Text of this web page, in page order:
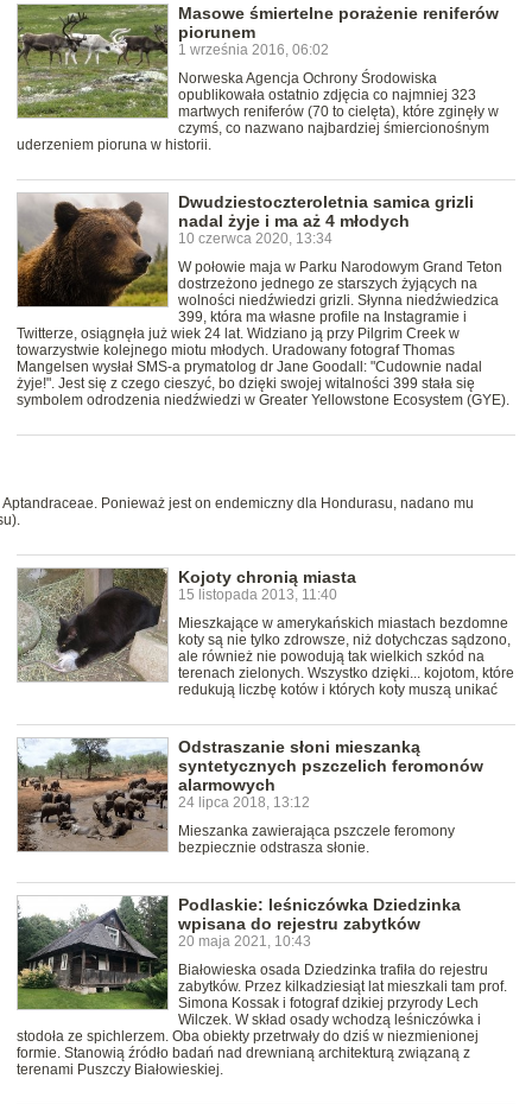
Masowe śmiertelne porażenie reniferów
piorunem
1 września 2016, 06:02
Norweska Agencja Ochrony Środowiska
opublikowała ostatnio zdjęcia co najmniej 323
martwych reniferów (70 to cielęta), które zginęły w
czymś, co nazwano najbardziej śmiercionośnym
uderzeniem pioruna w historii.
Dwudziestoczteroletnia samica grizli
nadal żyje i ma aż 4 młodych
10 czerwca 2020, 13:34
W połowie maja w Parku Narodowym Grand Teton
dostrzeżono jednego ze starszych żyjących na
wolności niedźwiedzi grizli. Słynna niedźwiedzica
399, która ma własne profile na Instagramie i
Twitterze, osiągnęła już wiek 24 lat. Widziano ją przy Pilgrim Creek w
towarzystwie kolejnego miotu młodych. Uradowany fotograf Thomas
Mangelsen wysłał SMS-a prymatolog dr Jane Goodall: "Cudownie nadal
żyje!". Jest się z czego cieszyć, bo dzięki swojej witalności 399 stała się
symbolem odrodzenia niedźwiedzi w Greater Yellowstone Ecosystem (GYE).
Ponieważ jest on endemiczny dla Hondurasu, nadano mu
Kojoty chronią miasta
15 listopada 2013, 11:40
Mieszkające w amerykańskich miastach bezdomne
koty są nie tylko zdrowsze, niż dotychczas sądzono,
ale również nie powodują tak wielkich szkód na
terenach zielonych. Wszystko dzięki... kojotom, które
redukują liczbę kotów i których koty muszą unikać
Odstraszanie słoni mieszanką
syntetycznych pszczelich feromonów
alarmowych
24 lipca 2018, 13:12
Mieszanka zawierająca pszczele feromony
bezpiecznie odstrasza słonie.
Podlaskie: leśniczówka Dziedzinka
wpisana do rejestru zabytków
20 maja 2021, 10:43
Białowieska osada Dziedzinka trafiła do rejestru
zabytków. Przez kilkadziesiąt lat mieszkali tam prof.
Simona Kossak i fotograf dzikiej przyrody Lech
Wilczek. W skład osady wchodzą leśniczówka i
stodoła ze spichlerzem. Oba obiekty przetrwały do dziś w niezmienionej
formie. Stanowią źródło badań nad drewnianą architekturą związaną z
terenami Puszczy Białowieskiej.